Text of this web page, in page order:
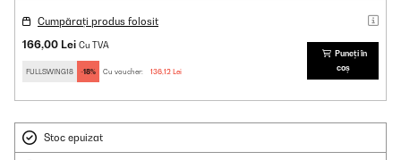
Cumpărați produs folosit
166,00 Lei Cu TVA
FULLSWING18 -18% Cu voucher: 136,12 Lei
Puneți în
coș
Stoc epuizat